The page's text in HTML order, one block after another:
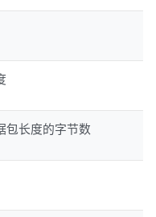
包长度的字节数